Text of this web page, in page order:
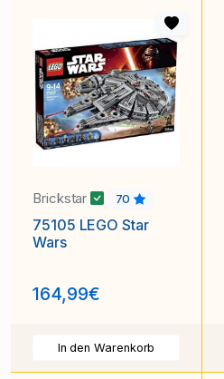
Brickstar 70
75105 LEGO Star
Wars
164,99€
In den Warenkorb